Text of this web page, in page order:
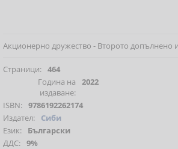
Акционерно дружество - Второто допълнено
Страници: 464
Година на
издаване:
2022
ISBN: 9786192262174
Издател:
Сиби
Език:
Български
ДДС: 9%